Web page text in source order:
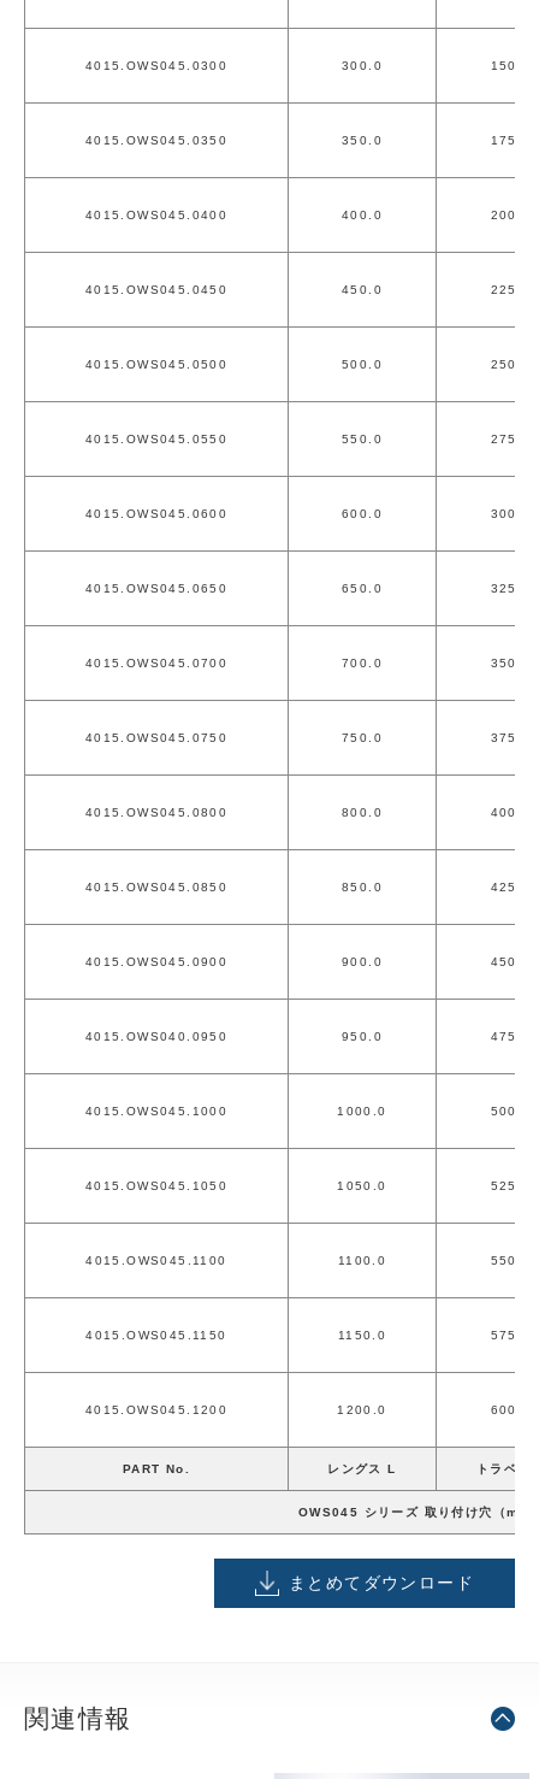
4015.OWS045.0300 300.0 150.0
4015.OWS045.0350 350.0 175.0
4015.OWS045.0400 400.0 200.0
4015.OWS045.0450 450.0 225.0
4015.OWS045.0500 500.0 250.0
4015.OWS045.0550 550.0 275.0
4015.OWS045.0600 600.0 300.0
4015.OWS045.0650 650.0 325.0
4015.OWS045.0700 700.0 350.0
4015.OWS045.0750 750.0 375.0
4015.OWS045.0800 800.0 400.0
4015.OWS045.0850 850.0 425.0
4015.OWS045.0900 900.0 450.0
4015.OWS040.0950 950.0 475.0
4015.OWS045.1000 1000.0 500.0
4015.OWS045.1050 1050.0 525.0
4015.OWS045.1100 1100.0 550.0
4015.OWS045.1150 1150.0 575.0
4015.OWS045.1200 1200.0 600.0
PART No. レングス L トラベル
OWS045 シリーズ 取り付け穴（mm
まとめてダウンロード
関連情報